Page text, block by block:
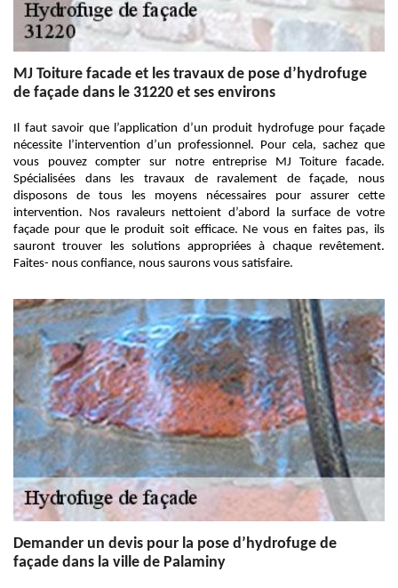
MJ Toiture facade et les travaux de pose d’hydrofuge
de façade dans le 31220 et ses environs
Il faut savoir que l’application d’un produit hydrofuge pour façade
nécessite l’intervention d’un professionnel. Pour cela, sachez que
vous pouvez compter sur notre entreprise MJ Toiture facade.
Spécialisées dans les travaux de ravalement de façade, nous
disposons de tous les moyens nécessaires pour assurer cette
intervention. Nos ravaleurs nettoient d’abord la surface de votre
façade pour que le produit soit efficace. Ne vous en faites pas, ils
sauront trouver les solutions appropriées à chaque revêtement.
Faites- nous confiance, nous saurons vous satisfaire.
Demander un devis pour la pose d’hydrofuge de
façade dans la ville de Palaminy